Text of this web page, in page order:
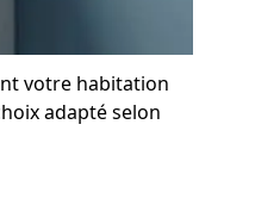
votre habitation
adapté selon